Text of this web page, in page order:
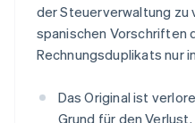
der Steuerverwaltung zu
spanischen Vorschriften
Rechnungsduplikats nur
Das Original ist
Grund für den Verlust.